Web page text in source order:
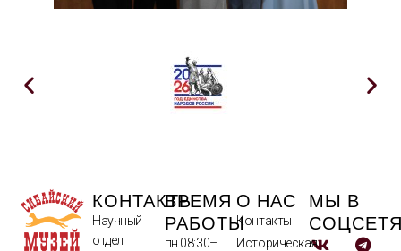
КОНТАКТЫ
Научный
отдел
ВРЕМЯ
РАБОТЫ
пн 08:30–
О НАС
Контакты
Историческая
МЫ В